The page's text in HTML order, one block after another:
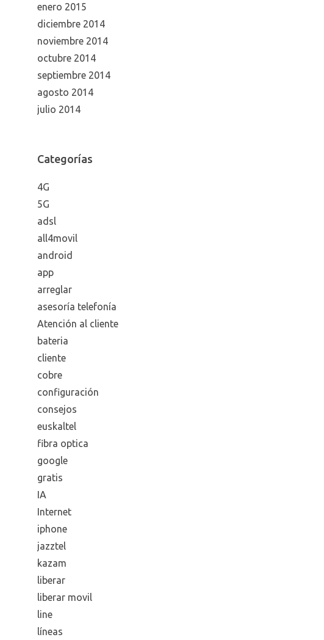
enero 2015
diciembre 2014
noviembre 2014
octubre 2014
septiembre 2014
agosto 2014
julio 2014
Categorías
4G
5G
adsl
all4movil
android
app
arreglar
asesoría telefonía
Atención al cliente
bateria
cliente
cobre
configuración
consejos
euskaltel
fibra optica
google
gratis
IA
Internet
iphone
jazztel
kazam
liberar
liberar movil
line
líneas